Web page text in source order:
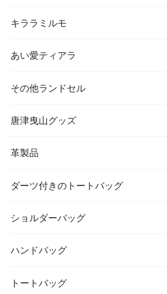
キララミルモ
あい愛ティアラ
その他ランドセル
唐津曳山グッズ
革製品
ダーツ付きのトートバッグ
ショルダーバッグ
ハンドバッグ
トートバッグ